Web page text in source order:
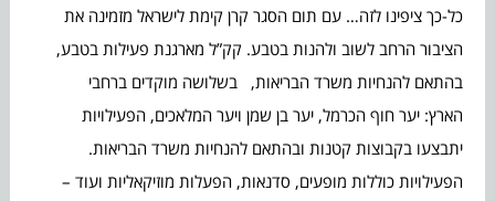
כל-כך ציפינו לזה… עם תום הסגר קרן קימת לישראל מזמינה את
הציבור הרחב לשוב ולהנות בטבע. קק”ל מארגנת פעילות בטבע,
בהתאם להנחיות משרד הבריאות, בשלושה מוקדים ברחבי
הארץ: יער חוף הכרמל, יער בן שמן ויער המלאכים, הפעילויות
יתבצעו בקבוצות קטנות ובהתאם להנחיות משרד הבריאות.
הפעילויות כוללות מופעים, סדנאות, הפעלות מוזיקאליות ועוד –